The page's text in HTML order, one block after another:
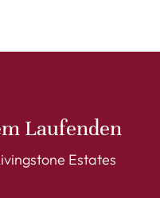
Laufenden
Estates